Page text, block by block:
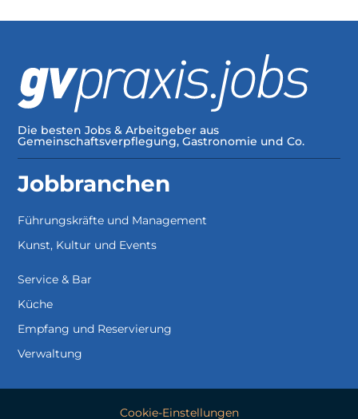
Die besten Jobs & Arbeitgeber aus
Gemeinschaftsverpflegung, Gastronomie und Co.
Jobbranchen
Führungskräfte und Management
Kunst, Kultur und Events
Service & Bar
Küche
Empfang und Reservierung
Verwaltung
Cookie-Einstellungen